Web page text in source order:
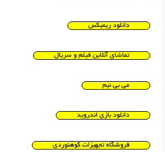
دانلود ریمیکس
تماشای آنلاین فیلم و سریال
می بی نیم
دانلود بازی اندروید
فروشگاه تجهیزات کوهنوردی